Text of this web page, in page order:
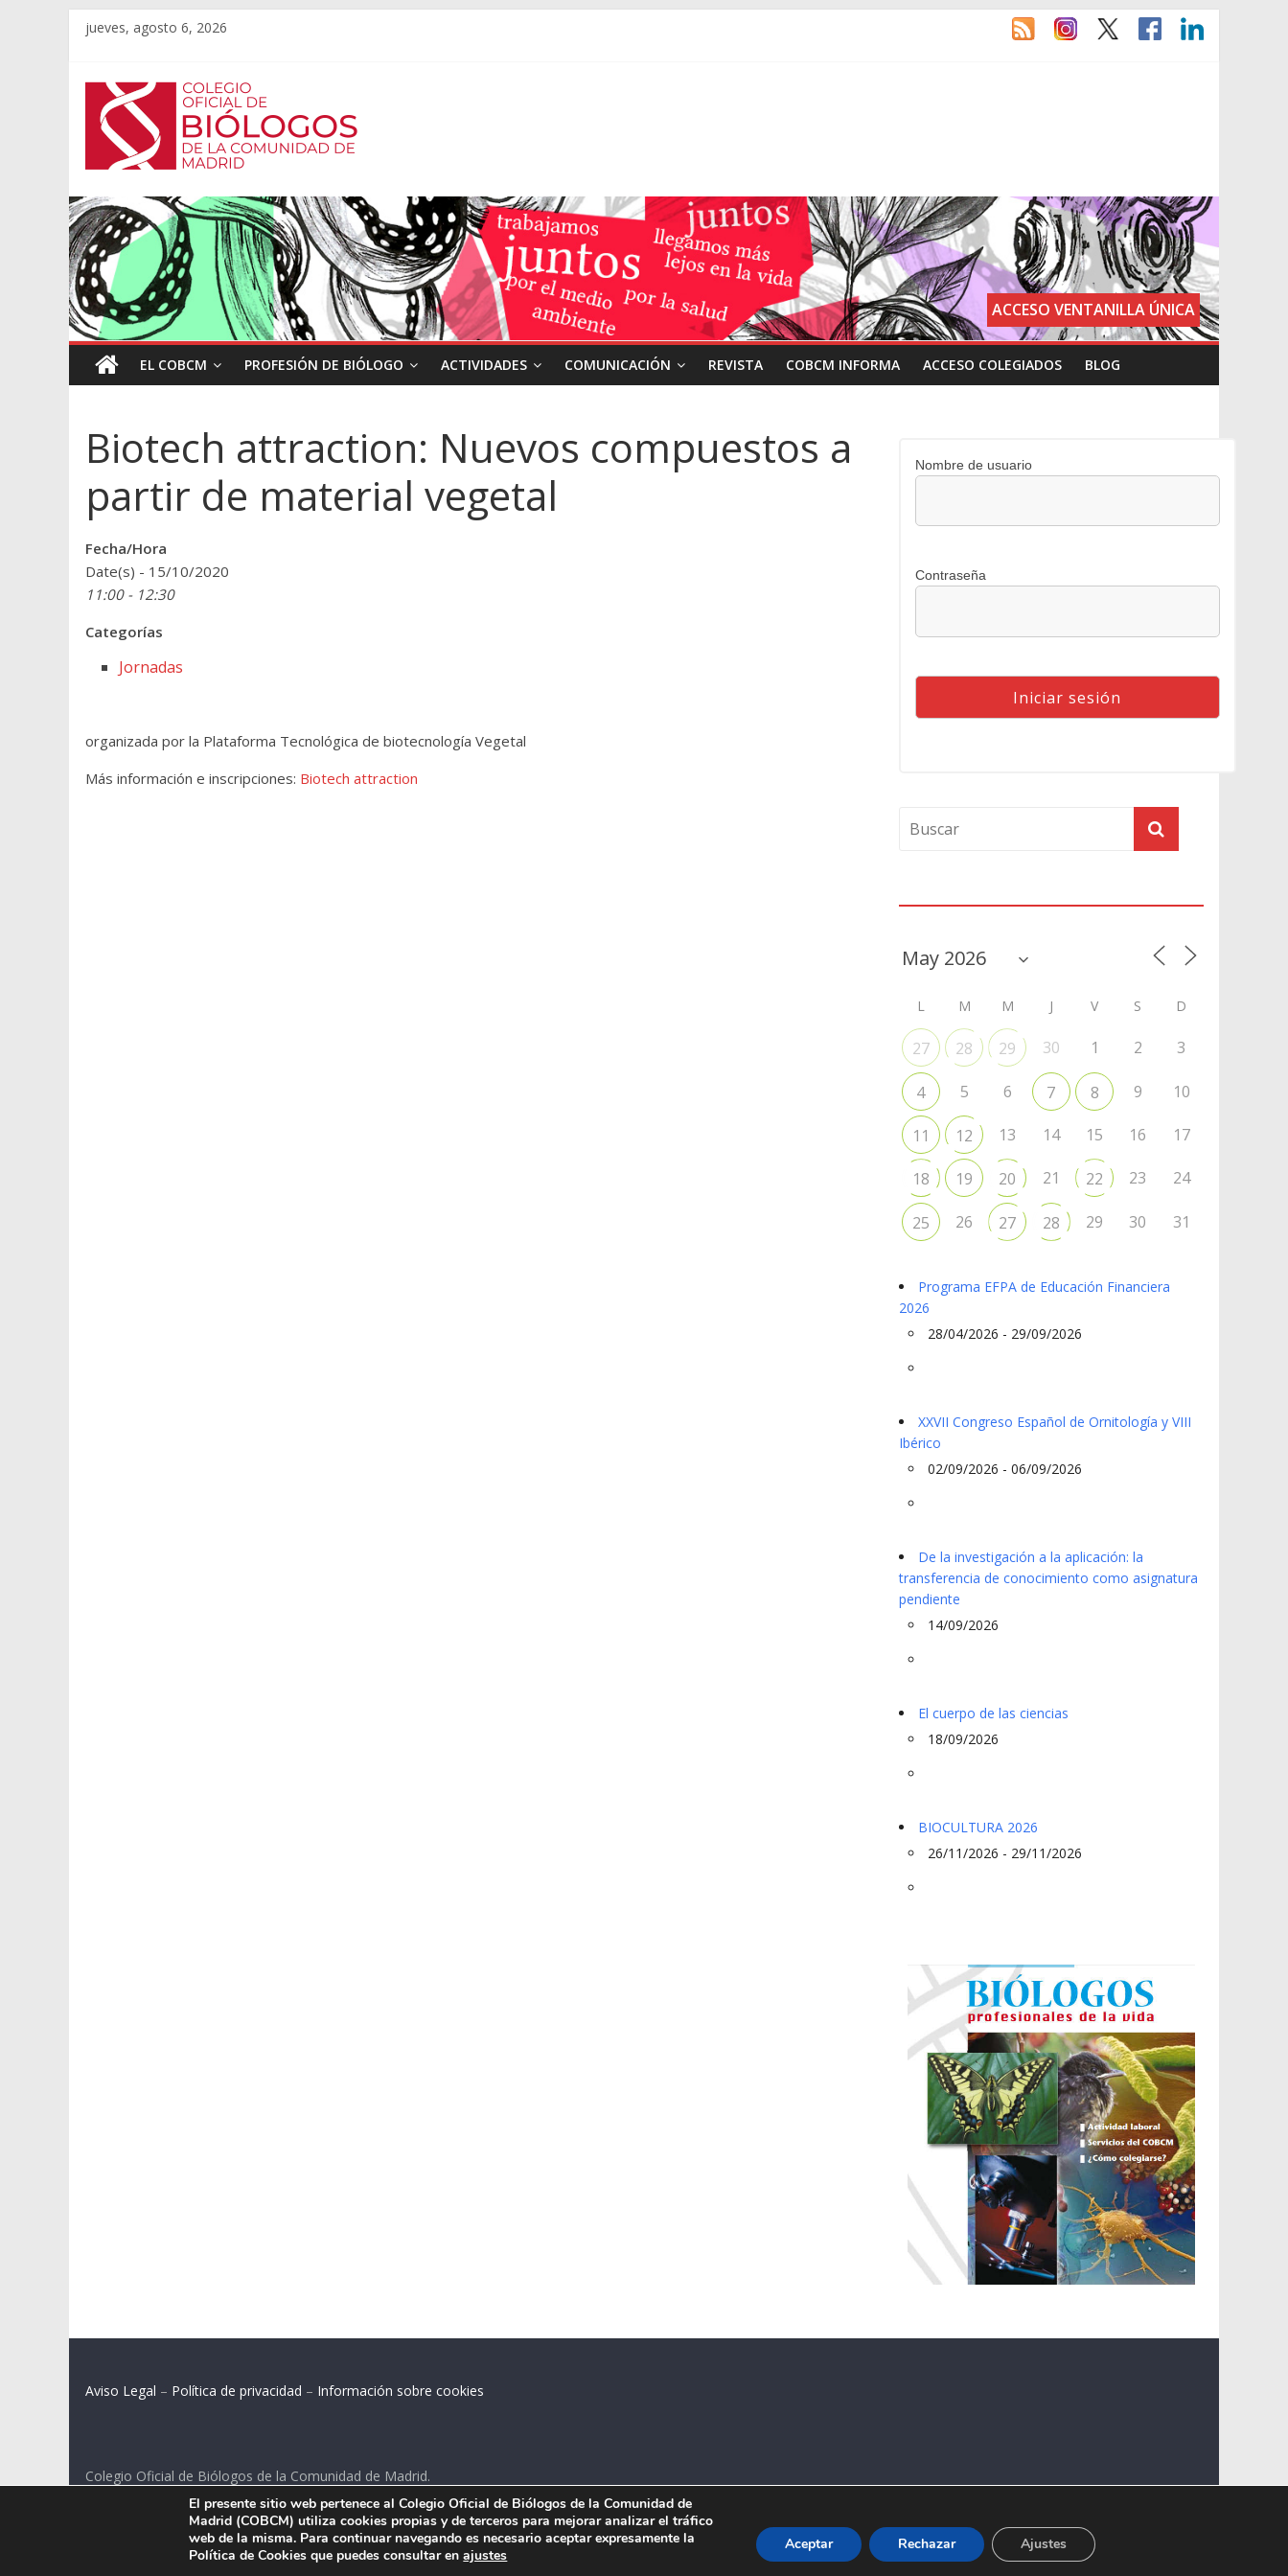
jueves, agosto 6, 2026
ACCESO VENTANILLA ÚNICA
EL COBCM PROFESIÓN DE BIÓLOGO ACTIVIDADES COMUNICACIÓN REVISTA COBCM INFORMA ACCESO COLEGIADOS BLOG
Biotech attraction: Nuevos compuestos a
partir de material vegetal
Fecha/Hora
Date(s) - 15/10/2020
11:00 - 12:30
Categorías
Jornadas
organizada por la Plataforma Tecnológica de biotecnología Vegetal
Más información e inscripciones: Biotech attraction
Nombre de usuario
Contraseña
L M M J V S D
27 28 29 30 1 2 3
4 5 6 7 8 9 10
11 12 13 14 15 16 17
18 19 20 21 22 23 24
25 26 27 28 29 30 31
Programa EFPA de Educación Financiera
2026
28/04/2026 - 29/09/2026
XXVII Congreso Español de Ornitología y VIII
Ibérico
02/09/2026 - 06/09/2026
De la investigación a la aplicación: la
transferencia de conocimiento como asignatura
pendiente
14/09/2026
El cuerpo de las ciencias
18/09/2026
BIOCULTURA 2026
26/11/2026 - 29/11/2026
Aviso Legal – Política de privacidad – Información sobre cookies
Colegio Oficial de Biólogos de la Comunidad de Madrid.
C/ Santa Engracia 108, 2º int.izq. 28003 Madrid.
El presente sitio web pertenece al Colegio Oficial de Biólogos de la Comunidad de
Madrid (COBCM) utiliza cookies propias y de terceros para mejorar analizar el tráfico
web de la misma. Para continuar navegando es necesario aceptar expresamente la
Política de Cookies que puedes consultar enajustes
Aceptar Rechazar Ajustes